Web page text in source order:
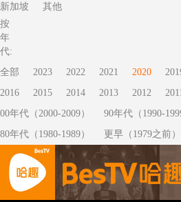
新加坡
其他
按
年
代:
全部
2023 2022 2021 2020
2016
2015 2014 2013 2012
00年代（2000-2009）
90年代（1990-
80年代（1980-1989）
更早（1979之前）